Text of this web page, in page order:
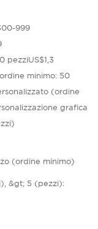
999
pezziUS$1,3
minimo: 50
(ordine
grafica
(ordine minimo)
&gt; 5 (pezzi):